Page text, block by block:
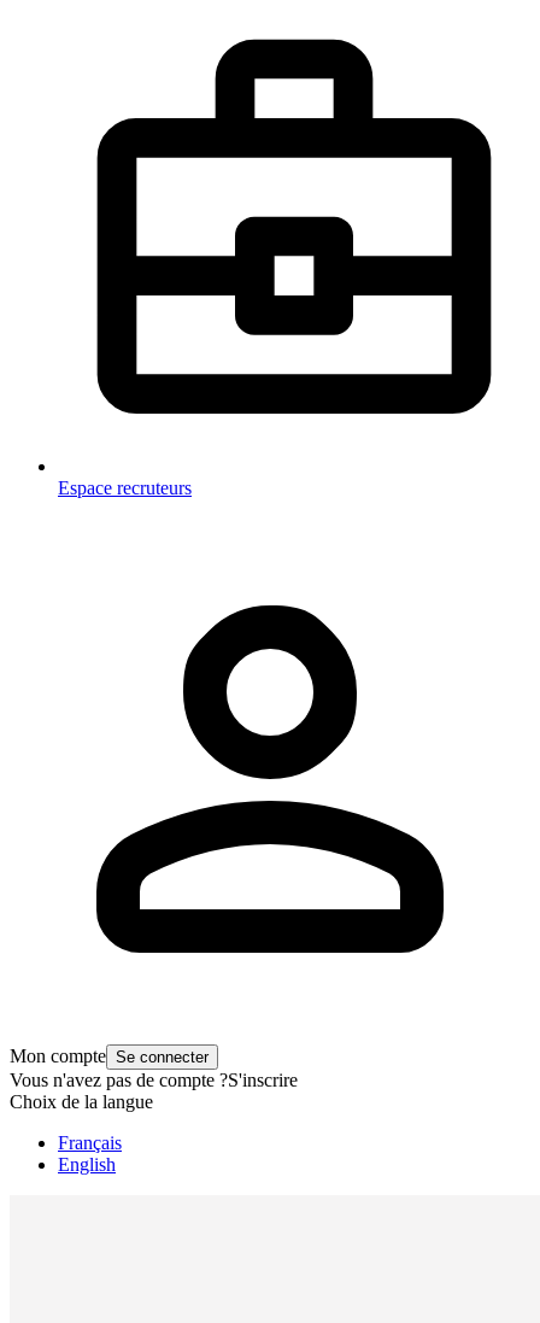
Espace recruteurs
Mon compte Se connecter
Vous n'avez pas de compte ?S'inscrire
Choix de la langue
Français
English